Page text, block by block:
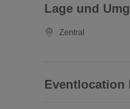
Lage und
Zentral
Eventlocation